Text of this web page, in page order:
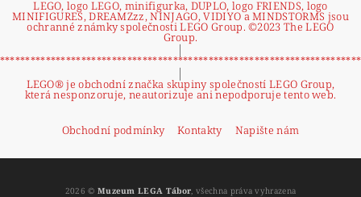
LEGO, logo LEGO, minifigurka, DUPLO, logo FRIENDS, logo
MINIFIGURES, DREAMZzz, NINJAGO, VIDIYO a MINDSTORMS jsou
ochranné známky společnosti LEGO Group. ©2023 The LEGO
Group.
|
|
LEGO® je obchodní značka skupiny společností LEGO Group,
která nesponzoruje, neautorizuje ani nepodporuje tento web.
Obchodní podmínky Kontakty Napište nám
2026 © Muzeum LEGA Tábor , všechna práva vyhrazena